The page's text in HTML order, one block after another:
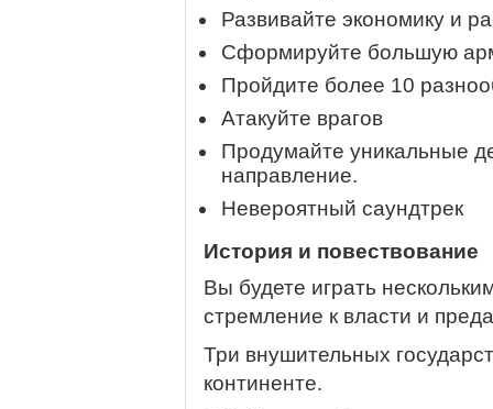
Развивайте экономику и
Сформируйте большую
Пройдите более 10
Атакуйте врагов
Продумайте уникальные
направление.
Невероятный саундтрек
История и повествование
Вы будете играть
стремление к власти и
Три внушительных
континенте.